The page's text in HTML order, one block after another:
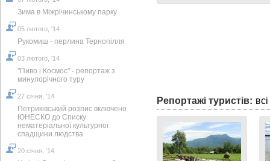
Зима в Міжрічинському парку
05 лютого, '14
Рукомиш - перлина Тернопілля
03 лютого, '14
"Пиво і Космос" - репортаж з
минулорічного туру
27 cічня, '14
Петриківський розпис включено
ЮНЕСКО до Списку
нематеріальної культурної
спадщини людства
20 cічня, '14
Репортажі туристів: всі